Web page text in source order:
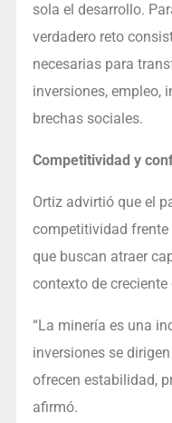
sola el desarrollo.
verdadero reto
necesarias para
inversiones, empleo,
brechas sociales.
Competitividad y
Ortiz advirtió que el
competitividad
que buscan atraer
contexto de
“La minería es una
inversiones se
ofrecen estabilidad,
afirmó.